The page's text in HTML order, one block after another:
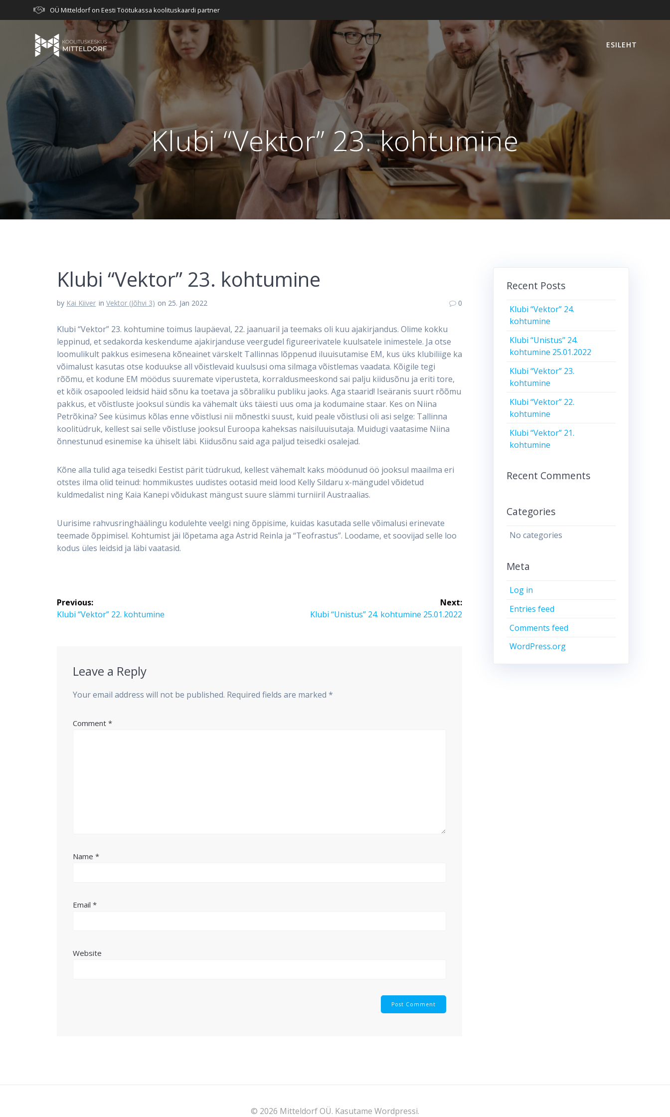
to
OÜ Mitteldorf on Eesti Töötukassa koolituskaardi partner
ESILEHT
Klubi “Vektor” 23. kohtumine
Klubi “Vektor” 23. kohtumine
by Kai Kiiver in Vektor (Jõhvi 3) on 25. Jan 2022 0
Klubi “Vektor” 23. kohtumine toimus laupäeval, 22. jaanuaril ja teemaks oli kuu ajakirjandus. Olime kokku
leppinud, et sedakorda keskendume ajakirjanduse veergudel figureerivatele kuulsatele inimestele. Ja otse
loomulikult pakkus esimesena kõneainet värskelt Tallinnas lõppenud iluuisutamise EM, kus üks klubiliige ka
võimalust kasutas otse koduukse all võistlevaid kuulsusi oma silmaga võistlemas vaadata. Kõigile tegi
rõõmu, et kodune EM möödus suuremate viperusteta, korraldusmeeskond sai palju kiidusõnu ja eriti tore,
et kõik osapooled leidsid häid sõnu ka toetava ja sõbraliku publiku jaoks. Aga staarid! Iseäranis suurt rõõmu
pakkus, et võistluste jooksul sündis ka vähemalt üks täiesti uus oma ja kodumaine staar. Kes on Niina
Petrõkina? See küsimus kõlas enne võistlusi nii mõnestki suust, kuid peale võistlusi oli asi selge: Tallinna
koolitüdruk, kellest sai selle võistluse jooksul Euroopa kaheksas naisiluuisutaja. Muidugi vaatasime Niina
õnnestunud esinemise ka ühiselt läbi. Kiidusõnu said aga paljud teisedki osalejad.
Kõne alla tulid aga teisedki Eestist pärit tüdrukud, kellest vähemalt kaks möödunud öö jooksul maailma eri
otstes ilma olid teinud: hommikustes uudistes ootasid meid lood Kelly Sildaru x-mängudel võidetud
kuldmedalist ning Kaia Kanepi võidukast mängust suure slämmi turniiril Austraalias.
Uurisime rahvusringhäälingu kodulehte veelgi ning õppisime, kuidas kasutada selle võimalusi erinevate
teemade õppimisel. Kohtumist jäi lõpetama aga Astrid Reinla ja “Teofrastus”. Loodame, et soovijad selle loo
kodus üles leidsid ja läbi vaatasid.
Post
navigation
Previous:
Previous
Klubi “Vektor” 22. kohtumine
Next:
Next
Klubi “Unistus” 24. kohtumine 25.01.2022
Leave a Reply
Your email address will not be published. Required fields are marked*
Comment*
Name*
Email*
Website
Recent Posts
Klubi “Vektor” 24.
kohtumine
Klubi “Unistus” 24.
kohtumine 25.01.2022
Klubi “Vektor” 23.
kohtumine
Klubi “Vektor” 22.
kohtumine
Klubi “Vektor” 21.
kohtumine
Recent Comments
Categories
No categories
Meta
Log in
Entries feed
Comments feed
WordPress.org
© 2026 Mitteldorf OÜ. Kasutame Wordpressi.